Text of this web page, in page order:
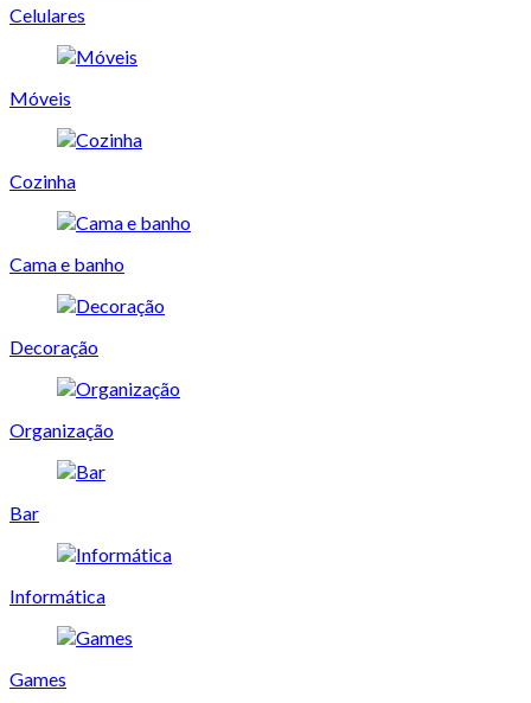
Celulares
Móveis
Cozinha
Cama e banho
Decoração
Organização
Bar
Informática
Games